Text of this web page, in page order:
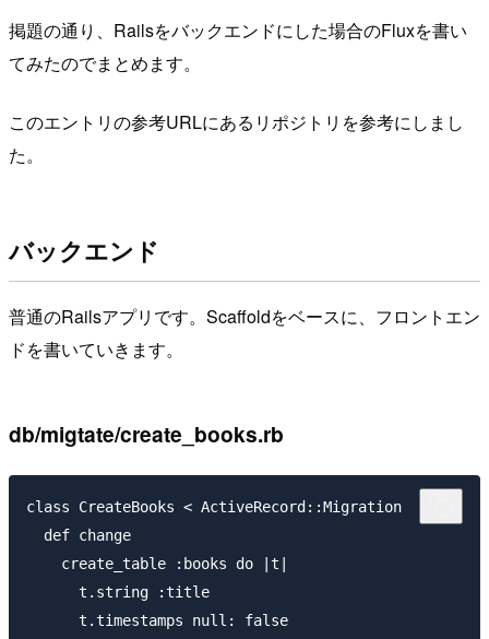
掲題の通り、Railsをバックエンドにした場合のFluxを書い
てみたのでまとめます。
このエントリの参考URLにあるリポジトリを参考にしまし
た。
バックエンド
普通のRailsアプリです。Scaffoldをベースに、フロントエン
ドを書いていきます。
db/migtate/create_books.rb
class CreateBooks < ActiveRecord::Migration
  def change
    create_table :books do |t|
      t.string :title
      t.timestamps null: false